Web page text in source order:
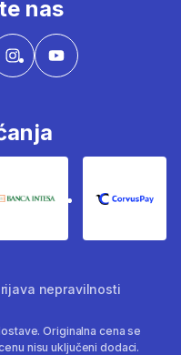
nas
Banka Intesa
nepravilnosti
Originalna cena se
nisu uključeni dodaci.